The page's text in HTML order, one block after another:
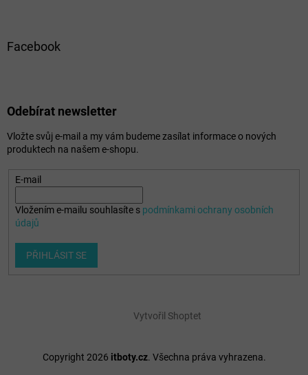
Facebook
Odebírat newsletter
Vložte svůj e-mail a my vám budeme zasílat informace o nových
produktech na našem e-shopu.
E-mail
Vložením e-mailu souhlasíte s podmínkami ochrany osobních
údajů
PŘIHLÁSIT SE
Vytvořil Shoptet
Copyright 2026 itboty.cz. Všechna práva vyhrazena.